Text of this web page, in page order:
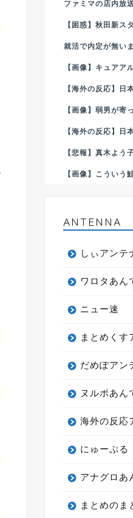
ファミマの店内放
【困惑】秋田新ス
就活で内定が無い
【画像】キュアア
【海外の反応】日
【画像】弱男が寄
【海外の反応】日
【悲報】真木よう
【画像】こういう
ANTENNA
しぃアンテ
ワロタあん
ニュー速
まとめくす
だめぽアン
ヌルポあん
海外の反応
にゅーぷる
アナグロあ
まとめのま